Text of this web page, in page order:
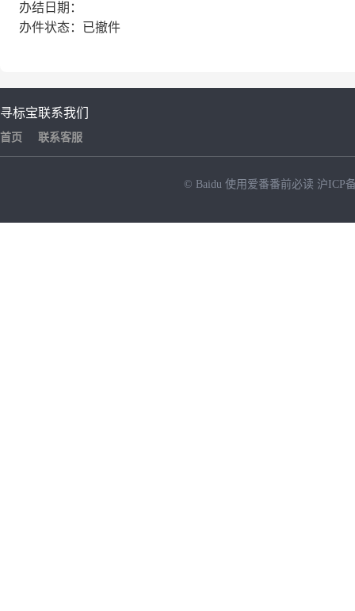
办结日期：
办件状态：已撤件
寻标宝
首页
联系我们
联系客服
© Baidu 使用爱番番前必读 沪ICP